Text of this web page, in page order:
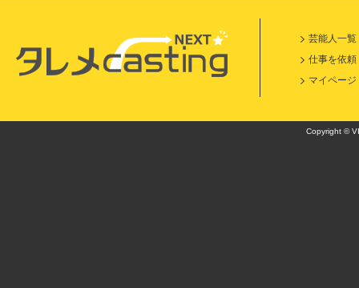
芸能人一覧
仕事を依頼
マイページ
Copyright ©